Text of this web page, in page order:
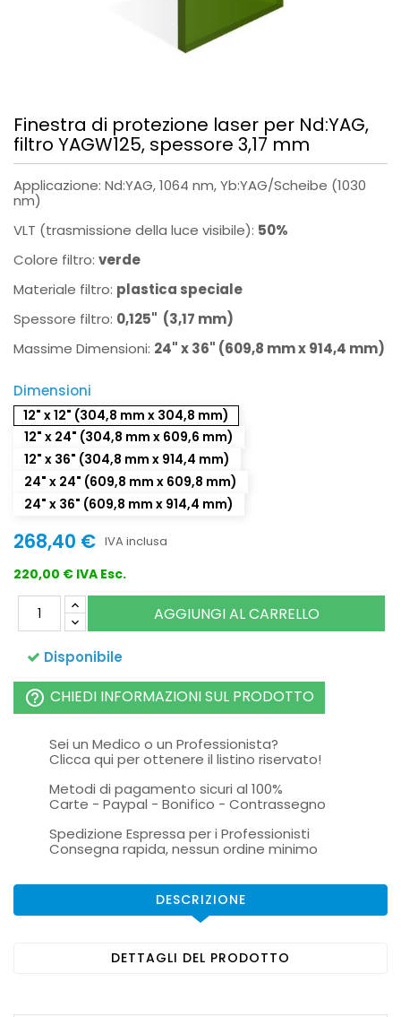
Finestra di protezione laser per Nd:YAG,
filtro YAGW125, spessore 3,17 mm
Applicazione: Nd:YAG, 1064 nm, Yb:YAG/Scheibe (1030
nm)
VLT (trasmissione della luce visibile): 50%
Colore filtro: verde
Materiale filtro: plastica speciale
Spessore filtro: 0,125" (3,17 mm)
Massime Dimensioni: 24" x 36" (609,8 mm x 914,4 mm)
Dimensioni
12" x 12" (304,8 mm x 304,8 mm)
12" x 24" (304,8 mm x 609,6 mm)
12" x 36" (304,8 mm x 914,4 mm)
24" x 24" (609,8 mm x 609,8 mm)
24" x 36" (609,8 mm x 914,4 mm)
268,40 € IVA inclusa
220,00 € IVA Esc.
AGGIUNGI AL CARRELLO
Disponibile
help_outline CHIEDI INFORMAZIONI SUL PRODOTTO
Sei un Medico o un Professionista?
Clicca qui per ottenere il listino riservato!
Metodi di pagamento sicuri al 100%
Carte - Paypal - Bonifico - Contrassegno
Spedizione Espressa per i Professionisti
Consegna rapida, nessun ordine minimo
DESCRIZIONE
DETTAGLI DEL PRODOTTO